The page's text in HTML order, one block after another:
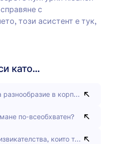
с
този асистент е тук,
като...
в корпоративен
по-всеобхватен?
които трябва да се